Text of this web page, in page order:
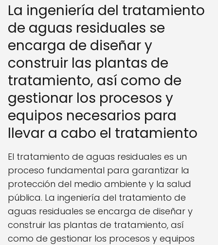
La ingeniería del tratamiento
de aguas residuales se
encarga de diseñar y
construir las plantas de
tratamiento, así como de
gestionar los procesos y
equipos necesarios para
llevar a cabo el tratamiento
El tratamiento de aguas residuales es un
proceso fundamental para garantizar la
protección del medio ambiente y la salud
pública. La ingeniería del tratamiento de
aguas residuales se encarga de diseñar y
construir las plantas de tratamiento, así
como de gestionar los procesos y equipos